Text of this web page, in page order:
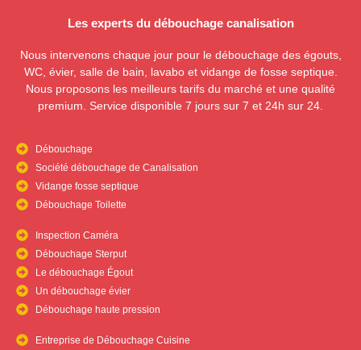
Les experts du débouchage canalisation
Nous intervenons chaque jour pour le débouchage des égouts,
WC, évier, salle de bain, lavabo et vidange de fosse septique.
Nous proposons les meilleurs tarifs du marché et une qualité
premium. Service disponible 7 jours sur 7 et 24h sur 24.
Débouchage
Société débouchage de Canalisation
Vidange fosse septique
Débouchage Toilette
Inspection Caméra
Débouchage Sterput
Le débouchage Égout
Un débouchage évier
Débouchage haute pression
Entreprise de Débouchage Cuisine